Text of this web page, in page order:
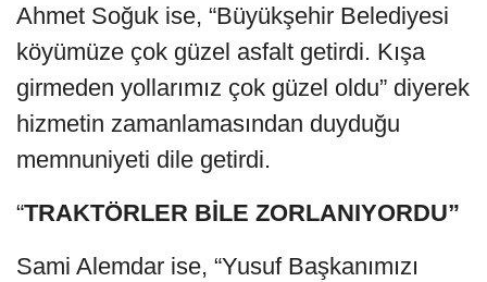
Ahmet Soğuk ise, “Büyükşehir Belediyesi
köyümüze çok güzel asfalt getirdi. Kışa
girmeden yollarımız çok güzel oldu” diyerek
hizmetin zamanlamasından duyduğu
memnuniyeti dile getirdi.
“TRAKTÖRLER BİLE ZORLANIYORDU”
Sami Alemdar ise, “Yusuf Başkanımızı